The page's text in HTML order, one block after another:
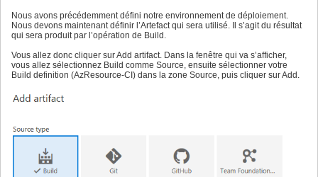
Nous avons précédemment défini notre environnement de déploiement.
Nous devons maintenant définir l’Artefact qui sera utilisé. Il s’agit du résultat
qui sera produit par l’opération de Build.
Vous allez donc cliquer sur Add artifact. Dans la fenêtre qui va s’afficher,
vous allez sélectionnez Build comme Source, ensuite sélectionner votre
Build definition (AzResource-CI) dans la zone Source, puis cliquer sur Add.